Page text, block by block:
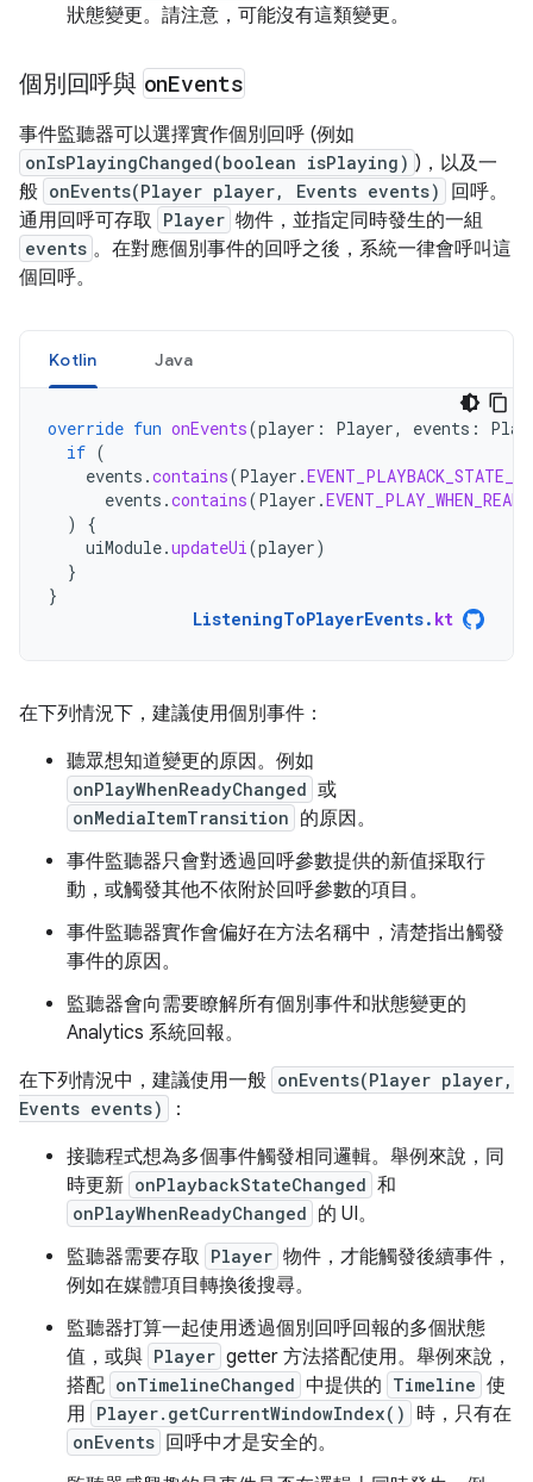
狀態變更。請注意，可能沒有這類變更。
個別回呼與 onEvents
事件監聽器可以選擇實作個別回呼 (例如
onIsPlayingChanged(boolean isPlaying) )，以及一
般 onEvents(Player player, Events events)
回呼。
通用回呼可存取 Player 物件，並指定同時發生的一組
events 。在對應個別事件的回呼之後，系統一律會呼叫這
個回呼。
Kotlin Java
override fun onEvents(player : Player, events :
if (
events .contains(Player .
events .contains(Player .
)
{
uiModule.updateUi(player)
}
}
ListeningToPlayerEvents. kt
在下列情況下，建議使用個別事件：
聽眾想知道變更的原因。例如
onPlayWhenReadyChanged 或
onMediaItemTransition 的原因。
事件監聽器只會對透過回呼參數提供的新值採取行
動，或觸發其他不依附於回呼參數的項目。
事件監聽器實作會偏好在方法名稱中，清楚指出觸發
事件的原因。
監聽器會向需要瞭解所有個別事件和狀態變更的
Analytics 系統回報。
在下列情況中，建議使用一般 onEvents(Player player,
Events events)
：
接聽程式想為多個事件觸發相同邏輯。舉例來說，同
時更新 onPlaybackStateChanged 和
onPlayWhenReadyChanged 的 UI。
監聽器需要存取 Player 物件，才能觸發後續事件，
例如在媒體項目轉換後搜尋。
監聽器打算一起使用透過個別回呼回報的多個狀態
值，或與 Player getter 方法搭配使用。舉例來說，
搭配 onTimelineChanged 中提供的 Timeline 使
用 Player.getCurrentWindowIndex() 時，只有在
onEvents 回呼中才是安全的。